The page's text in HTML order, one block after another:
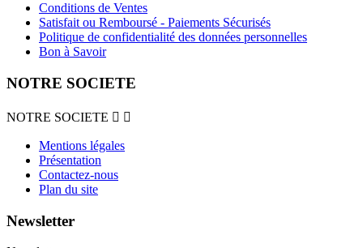
Conditions de Ventes
Satisfait ou Remboursé - Paiements Sécurisés
Politique de confidentialité des données personnelles
Bon à Savoir
NOTRE SOCIETE
NOTRE SOCIETE  
Mentions légales
Présentation
Contactez-nous
Plan du site
Newsletter